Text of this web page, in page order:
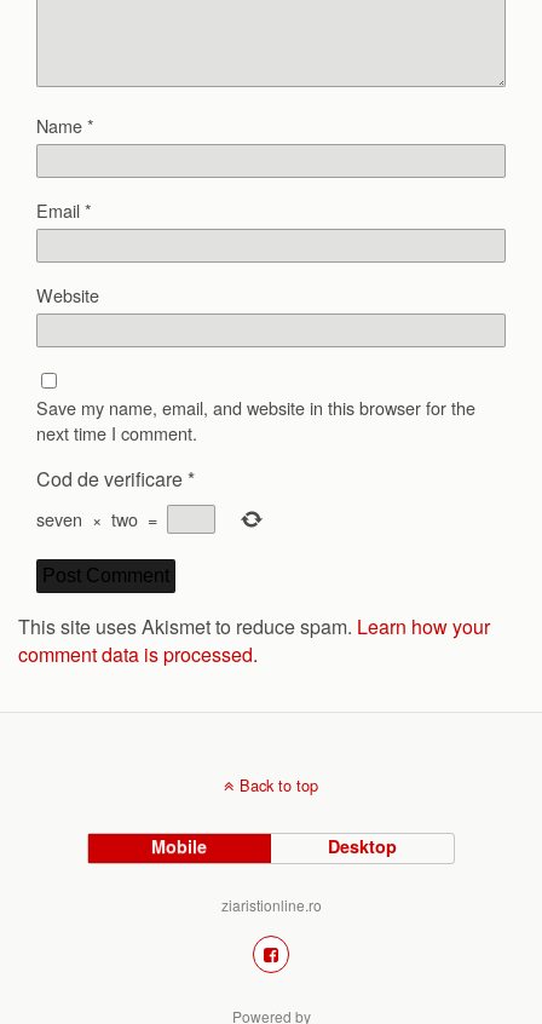
Name*
Email*
Website
Save my name, email, and website in this browser for the
next time I comment.
Cod de verificare *
seven × two =
This site uses Akismet to reduce spam. Learn how your
comment data is processed.
Back to top
Mobile Desktop
ziaristionline.ro
Powered by